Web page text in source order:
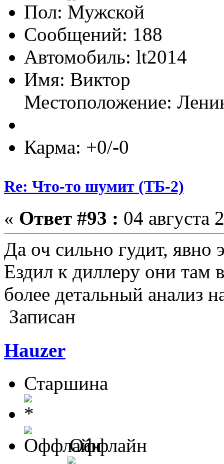
Пол:
Сообщений: 188
Автомобиль: lt2014
Имя: Виктор
Местоположение:
Карма: +0/-0
Re: Что-то шумит (ТБ-2)
« Ответ #93 : 04 августа
Да оч сильно гудит,
Ездил к диллеру они там
более детальный анализ
Записан
Hauzer
Старшина
Оффлайн